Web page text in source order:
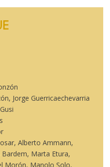
Jorge Guerricaechevarria
Alberto Ammann,
Marta Etura,
Morón, Manolo Solo,